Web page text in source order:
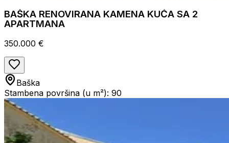
BAŠKA RENOVIRANA KAMENA KUĆA SA 2
APARTMANA
350.000 €
Baška
Stambena površina (u m²): 90